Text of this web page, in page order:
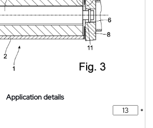
Application details
*